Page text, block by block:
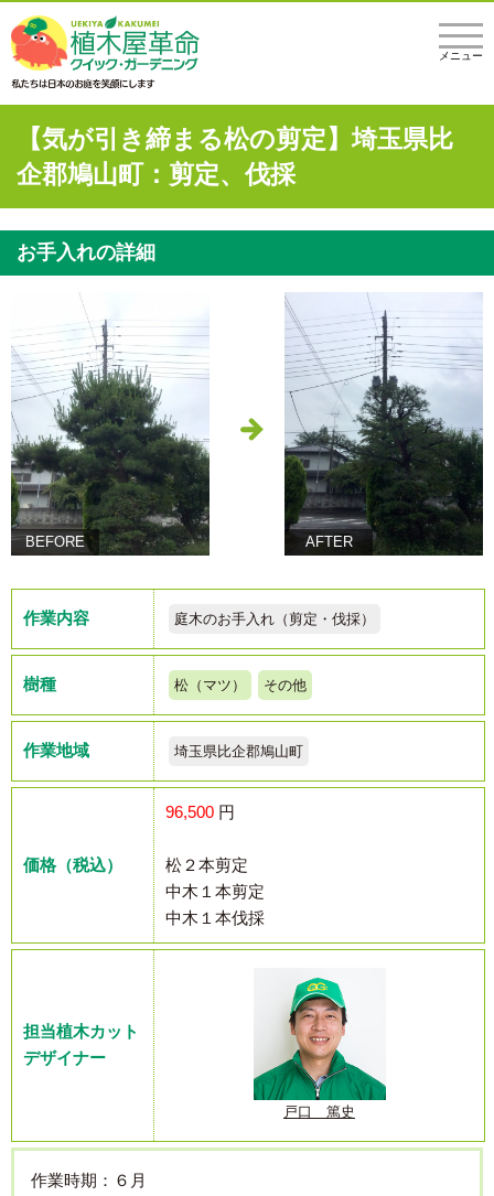
メニュー
【気が引き締まる松の剪定】埼玉県比
企郡鳩山町：剪定、伐採
お手入れの詳細
BEFORE AFTER
作業内容 庭木のお手入れ（剪定・伐採）
樹種 松（マツ） その他
作業地域 埼玉県比企郡鳩山町
価格（税込）
96,500 円
松２本剪定
中木１本剪定
中木１本伐採
担当植木カット
デザイナー
戸口 篤史
作業時期：６月